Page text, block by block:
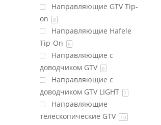
Направляющие GTV Tip-
on
8
Направляющие Hafele
Tip-On
6
Направляющие с
доводчиком GTV
8
Направляющие с
доводчиком GTV LIGHT
7
Направляющие
телескопические GTV
10